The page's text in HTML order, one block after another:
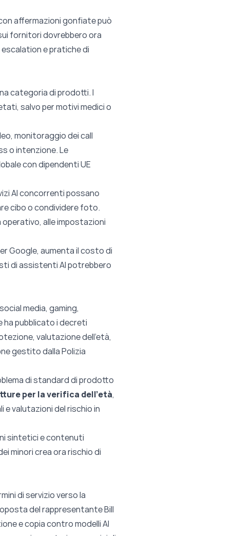
affermazioni gonfiate può
fornitori dovrebbero ora
e pratiche di
categoria di prodotti. I
salvo per motivi medici o
monitoraggio dei call
o intenzione. Le
con dipendenti UE
AI concorrenti possano
cibo o condividere foto.
alle impostazioni
Google, aumenta il costo di
di assistenti AI potrebbero
media, gaming,
ha pubblicato i decreti
valutazione dell’età,
gestito dalla Polizia
di standard di prodotto
per la verifica dell’età,
valutazioni del rischio in
sintetici e contenuti
minori crea ora rischio di
di servizio verso la
del rappresentante Bill
e copia contro modelli AI